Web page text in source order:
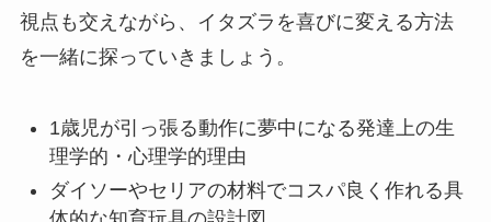
視点も交えながら、イタズラを喜びに変える方法
を一緒に探っていきましょう。
1歳児が引っ張る動作に夢中になる発達上の生
理学的・心理学的理由
ダイソーやセリアの材料でコスパ良く作れる具